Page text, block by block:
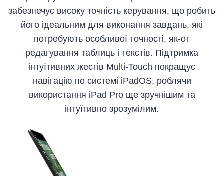
забезпечує високу точність керування, що робить
його ідеальним для виконання завдань, які
потребують особливої точності, як-от
редагування таблиць і текстів. Підтримка
інтуїтивних жестів Multi-Touch покращує
навігацію по системі iPadOS, роблячи
використання iPad Pro ще зручнішим та
інтуїтивно зрозумілим.